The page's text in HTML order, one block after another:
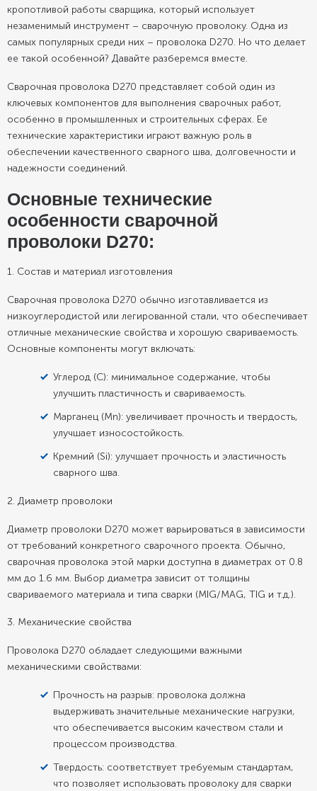
кропотливой работы сварщика, который использует
незаменимый инструмент – сварочную проволоку. Одна из
самых популярных среди них – проволока D270. Но что делает
ее такой особенной? Давайте разберемся вместе.
Сварочная проволока D270 представляет собой один из
ключевых компонентов для выполнения сварочных работ,
особенно в промышленных и строительных сферах. Ее
технические характеристики играют важную роль в
обеспечении качественного сварного шва, долговечности и
надежности соединений.
Основные технические
особенности сварочной
проволоки D270:
1. Состав и материал изготовления
Сварочная проволока D270 обычно изготавливается из
низкоуглеродистой или легированной стали, что обеспечивает
отличные механические свойства и хорошую свариваемость.
Основные компоненты могут включать:
Углерод (C): минимальное содержание, чтобы
улучшить пластичность и свариваемость.
Марганец (Mn): увеличивает прочность и твердость,
улучшает износостойкость.
Кремний (Si): улучшает прочность и эластичность
сварного шва.
2. Диаметр проволоки
Диаметр проволоки D270 может варьироваться в зависимости
от требований конкретного сварочного проекта. Обычно,
сварочная проволока этой марки доступна в диаметрах от 0.8
мм до 1.6 мм. Выбор диаметра зависит от толщины
свариваемого материала и типа сварки (MIG/MAG, TIG и т.д.).
3. Механические свойства
Проволока D270 обладает следующими важными
механическими свойствами:
Прочность на разрыв: проволока должна
выдерживать значительные механические нагрузки,
что обеспечивается высоким качеством стали и
процессом производства.
Твердость: соответствует требуемым стандартам,
что позволяет использовать проволоку для сварки